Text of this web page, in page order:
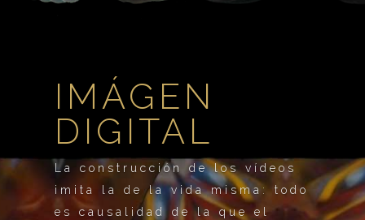
IMÁGEN
DIGITAL
La construcción de los vídeos
imita la de la vida misma: todo
es causalidad de la que el